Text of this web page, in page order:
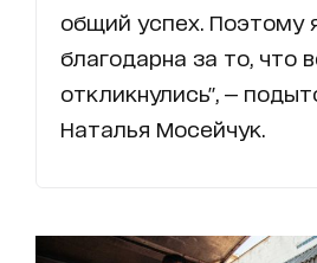
общий успех. Поэтому
благодарна за то, что
откликнулись", —
Наталья Мосейчук.